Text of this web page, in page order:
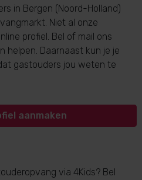
in Bergen (Noord-Holland)
Niet al onze
profiel. Bel of mail ons
helpen. Daarnaast kun je je
gastouders jou weten te
aanmaken
via 4Kids? Bel